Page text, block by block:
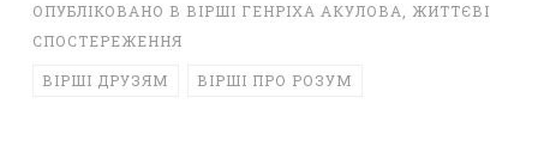
ОПУБЛІКОВАНО В ВІРШІ ГЕНРІХА АКУЛОВА
ЖИТТЄВІ
СПОСТЕРЕЖЕННЯ
ВІРШІ ДРУЗЯМ ВІРШІ ПРО РОЗУМ